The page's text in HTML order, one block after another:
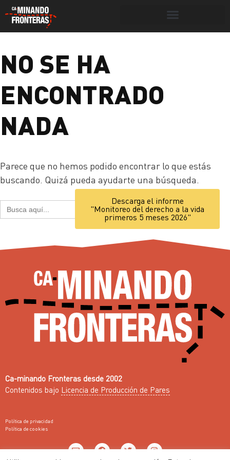
Portada »necropolítica
NO SE HA
ENCONTRADO
NADA
Parece que no hemos podido encontrar lo que estás
buscando. Quizá pueda ayudarte una búsqueda.
Buscar: Descarga el informe
"Monitoreo del derecho a la vida
primeros 5 meses 2026"
Ca-minando Fronteras desde 2002
Contenidos bajo Licencia de Producción de Pares
Política de privacidad
Política de cookies